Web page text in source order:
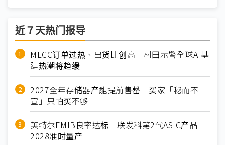
近７天热门报导
MLCC订单过热、出货比创高 村田示警全球AI基
建热潮将趋缓
2027全年存储器产能提前售罄 买家「秘而不
宣」只怕买不够
英特尔EMIB良率达标 联发科第2代ASIC产品
2028准时量产